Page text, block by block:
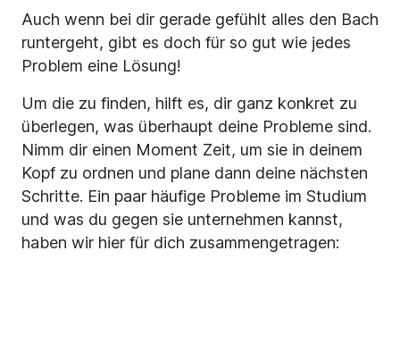
Auch wenn bei dir gerade gefühlt alles den Bach
runtergeht, gibt es doch für so gut wie jedes
Problem eine Lösung!
Um die zu finden, hilft es, dir ganz konkret zu
überlegen, was überhaupt deine Probleme sind.
Nimm dir einen Moment Zeit, um sie in deinem
Kopf zu ordnen und plane dann deine nächsten
Schritte. Ein paar häufige Probleme im Studium
und was du gegen sie unternehmen kannst,
haben wir hier für dich zusammengetragen: